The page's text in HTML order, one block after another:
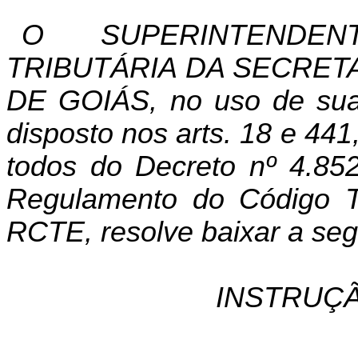
O
TRIBUTÁRIA DA
DE GOIÁS, no uso de
disposto nos arts. 18 e
todos do Decreto nº
Regulamento do Código
RCTE, resolve baixar a